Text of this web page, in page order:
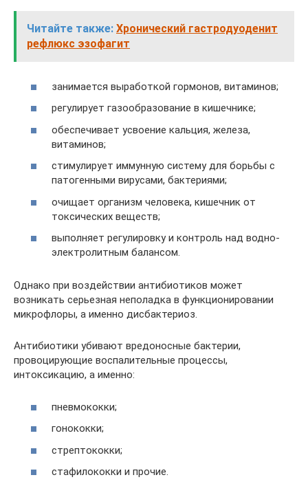
Читайте также: Хронический гастродуоденит
рефлюкс эзофагит
занимается выработкой гормонов, витаминов;
регулирует газообразование в кишечнике;
обеспечивает усвоение кальция, железа,
витаминов;
стимулирует иммунную систему для борьбы с
патогенными вирусами, бактериями;
очищает организм человека, кишечник от
токсических веществ;
выполняет регулировку и контроль над водно-
электролитным балансом.
Однако при воздействии антибиотиков может
возникать серьезная неполадка в функционировании
микрофлоры, а именно дисбактериоз.
Антибиотики убивают вредоносные бактерии,
провоцирующие воспалительные процессы,
интоксикацию, а именно:
пневмококки;
гонококки;
стрептококки;
стафилококки и прочие.